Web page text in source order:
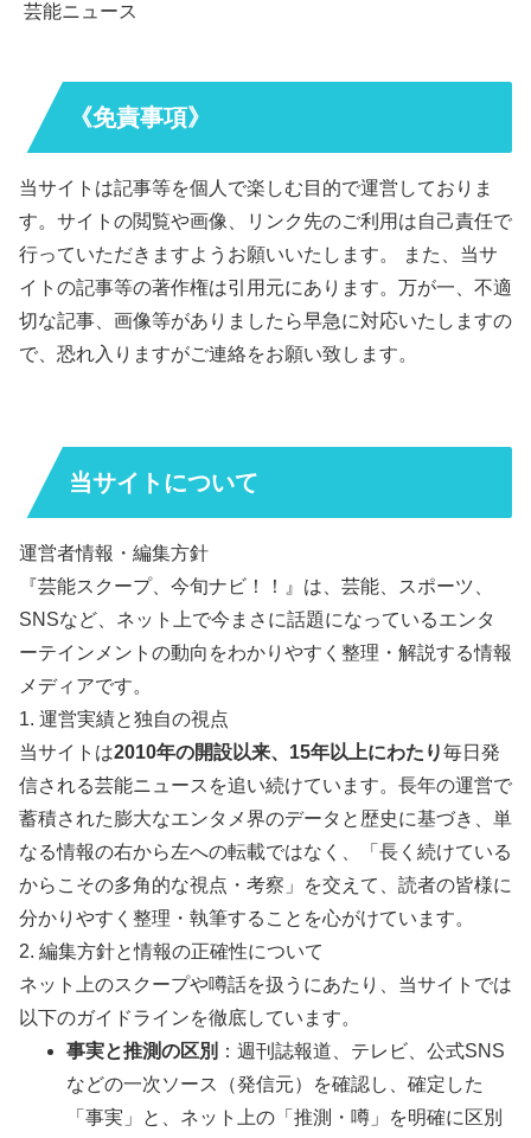
芸能ニュース
《免責事項》
当サイトは記事等を個人で楽しむ目的で運営しておりま
す。サイトの閲覧や画像、リンク先のご利用は自己責任で
行っていただきますようお願いいたします。 また、当サ
イトの記事等の著作権は引用元にあります。万が一、不適
切な記事、画像等がありましたら早急に対応いたしますの
で、恐れ入りますがご連絡をお願い致します。
当サイトについて
運営者情報・編集方針
『芸能スクープ、今旬ナビ！！』は、芸能、スポーツ、
SNSなど、ネット上で今まさに話題になっているエンタ
ーテインメントの動向をわかりやすく整理・解説する情報
メディアです。
1. 運営実績と独自の視点
当サイトは2010年の開設以来、15年以上にわたり毎日発
信される芸能ニュースを追い続けています。長年の運営で
蓄積された膨大なエンタメ界のデータと歴史に基づき、単
なる情報の右から左への転載ではなく、「長く続けている
からこその多角的な視点・考察」を交えて、読者の皆様に
分かりやすく整理・執筆することを心がけています。
2. 編集方針と情報の正確性について
ネット上のスクープや噂話を扱うにあたり、当サイトでは
以下のガイドラインを徹底しています。
事実と推測の区別 ：週刊誌報道、テレビ、公式SNS
などの一次ソース（発信元）を確認し、確定した
「事実」と、ネット上の「推測・噂」を明確に区別